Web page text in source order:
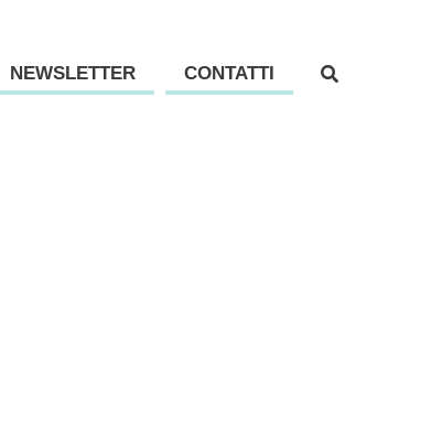
NEWSLETTER CONTATTI